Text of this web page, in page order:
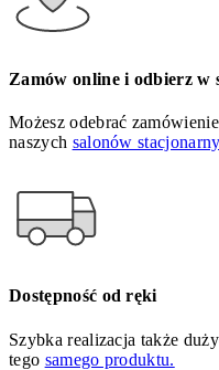
Zamów online i odbierz w
Możesz odebrać
naszych salonów
Dostępność od ręki
Szybka realizacja także
tego samego produktu.